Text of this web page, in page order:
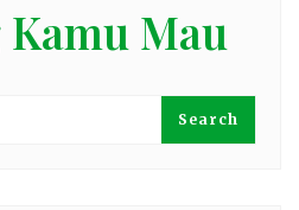
Kamu Mau